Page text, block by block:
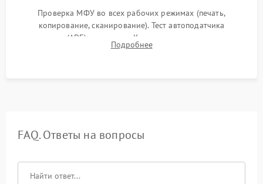
Проверка МФУ во всех рабочих режимах (печать,
копирование, сканирование). Тест автоподатчика
документов (ADF) и дуплекса. Контроль качества отпечатка
на отсутствие серого фона, полос и надежность запекания
Подробнее
FAQ. Ответы на вопросы